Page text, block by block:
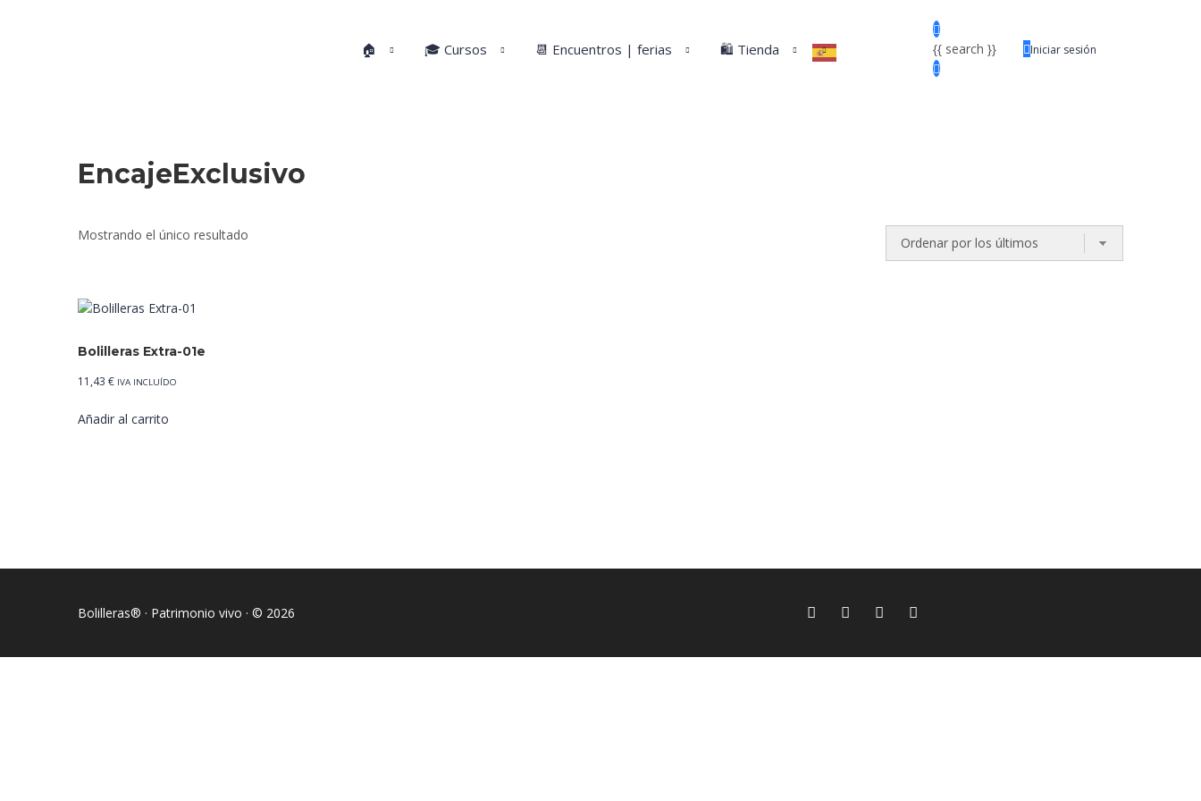
🏠 🎓 Cursos 📆 Encuentros | ferias 🛍️ Tienda {{ search }} Iniciar sesión
EncajeExclusivo
Mostrando el único resultado
Bolilleras Extra-01e
11,43 € IVA INCLUÍDO
Añadir al carrito
Bolilleras® · Patrimonio vivo · © 2026